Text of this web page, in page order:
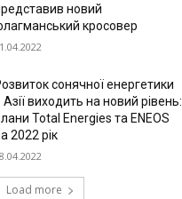
новий
кросовер
сонячної енергетики
Азії виходить на новий рівень:
Total Energies та ENEOS
2022 рік
Load more